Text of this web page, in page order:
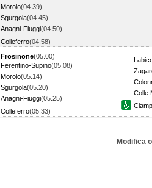
Morolo(04.39)
Sgurgola(04.45)
Anagni-Fiuggi(04.50)
Colleferro(04.58)
Frosinone(05.00)
Ferentino-Supino(05.08)
Morolo(05.14)
Sgurgola(05.20)
Anagni-Fiuggi(05.25)
Colleferro(05.33)
Colle
Modifica